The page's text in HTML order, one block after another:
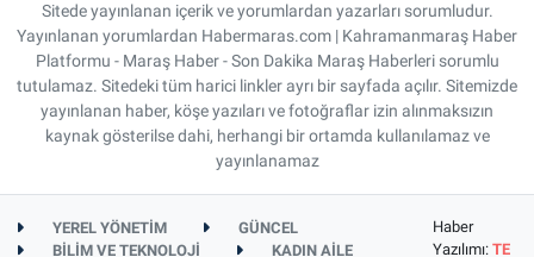
Sitede yayınlanan içerik ve yorumlardan yazarları sorumludur.
Yayınlanan yorumlardan Habermaras.com | Kahramanmaraş Haber
Platformu - Maraş Haber - Son Dakika Maraş Haberleri sorumlu
tutulamaz. Sitedeki tüm harici linkler ayrı bir sayfada açılır. Sitemizde
yayınlanan haber, köşe yazıları ve fotoğraflar izin alınmaksızın
kaynak gösterilse dahi, herhangi bir ortamda kullanılamaz ve
yayınlanamaz
YEREL YÖNETİM
GÜNCEL
BİLİM VE TEKNOLOJİ
KADIN AİLE
Haber
Yazılımı: TE